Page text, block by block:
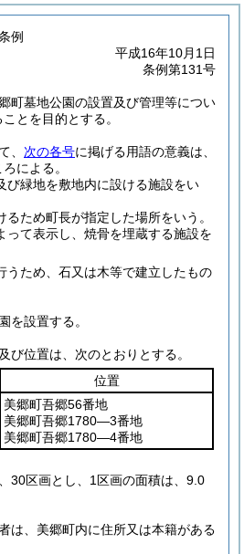
例
平成16年10月1日
条例第131号
町墓地公園の設置及び管理等につい
とを目的とする。
、 次の各号に掲げる用語の意義は、
による。
緑地を敷地内に設ける施設をい
ため町長が指定した場所をいう。
て表示し、焼骨を埋蔵する施設を
うため、石又は木等で建立したもの
を設置する。
び位置は、次のとおりとする。
位置
美郷町吾郷56番地
美郷町吾郷1780―3番地
美郷町吾郷1780―4番地
30区画とし、1区画の面積は、9.0
は、美郷町内に住所又は本籍がある